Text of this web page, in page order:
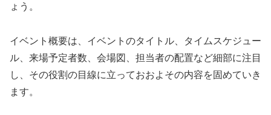
ょう。
イベント概要は、イベントのタイトル、タイムスケジュー
ル、来場予定者数、会場図、担当者の配置など細部に注目
し、その役割の目線に立っておおよその内容を固めていき
ます。